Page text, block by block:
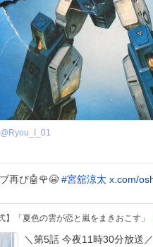
@ Ryou_I_01
再び🤖🌹😭 #宮舘涼太 x.com/
】「夏色の雲が恋と嵐をまきおこす」
＼第5話 今夜11時30分放送